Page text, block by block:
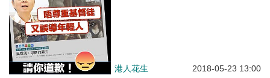
港人花生 2018-05-23 13:00